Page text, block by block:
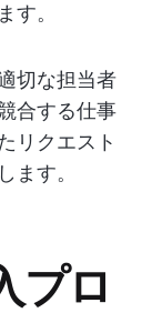
す。
切な担当者
合する仕事
リクエスト
ます。
プロ